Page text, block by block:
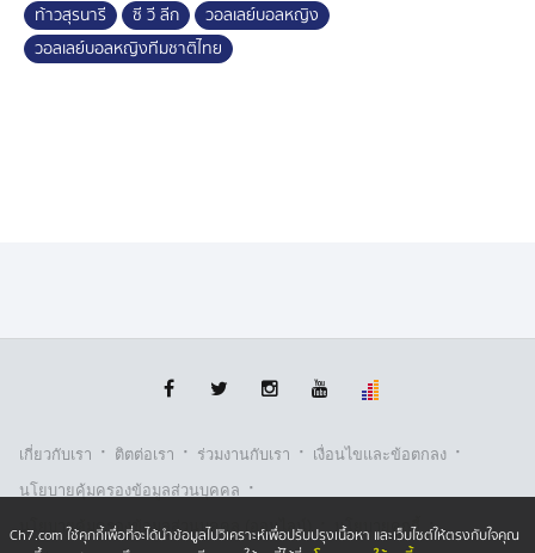
ท้าวสุรนารี
ซี วี ลีก
วอลเลย์บอลหญิง
วอลเลย์บอลหญิงทีมชาติไทย
เกี่ยวกับเรา · ติตต่อเรา · ร่วมงานกับเรา · เงื่อนไขและข้อตกลง ·
นโยบายคุ้มครองข้อมูลส่วนบุคคล ·
นโยบายคุ้มครองข้อมูลส่วนบุคคล (ออนไลน์) · นโยบายคุกกี้ ·
Ch7.com ใช้คุกกี้เพื่อที่จะได้นำข้อมูลไปวิเคราะห์เพื่อปรับปรุงเนื้อหา และเว็บไซต์ให้ตรงกับใจคุณ